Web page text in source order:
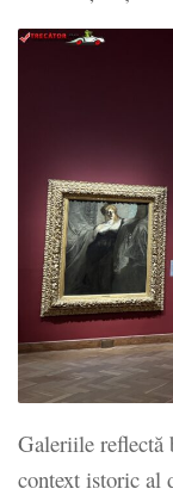
Galeriile reflectă
context istoric al